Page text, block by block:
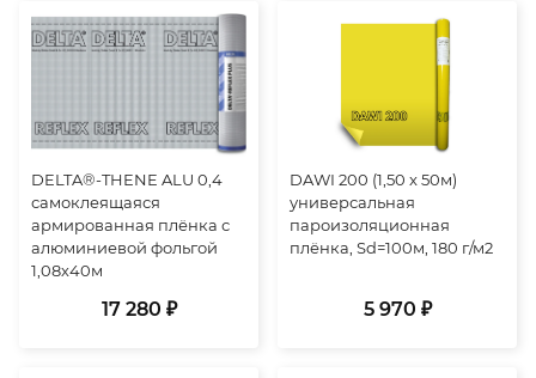
DELTA®-THENE ALU 0,4
самоклеящаяся
армированная плёнка с
алюминиевой фольгой
1,08х40м
17 280 ₽
DAWI 200 (1,50 x 50м)
универсальная
пароизоляционная
плёнка, Sd=100м, 180 г/м2
5 970 ₽